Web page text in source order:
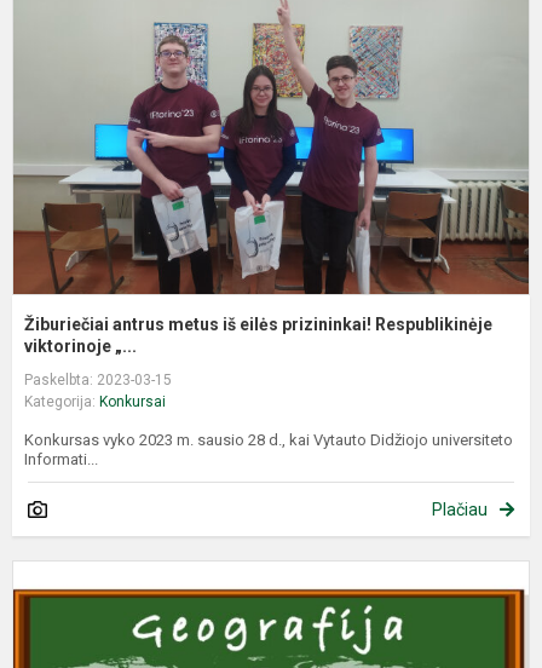
Žiburiečiai antrus metus iš eilės prizininkai! Respublikinėje
viktorinoje „...
Paskelbta: 2023-03-15
Kategorija: Konkursai
Konkursas vyko 2023 m. sausio 28 d., kai Vytauto Didžiojo universiteto
Informati...
Plačiau